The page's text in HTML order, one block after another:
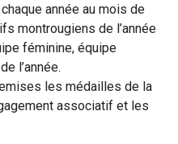
année au mois de
montrougiens de l’année
féminine, équipe
l’année.
les médailles de la
associatif et les